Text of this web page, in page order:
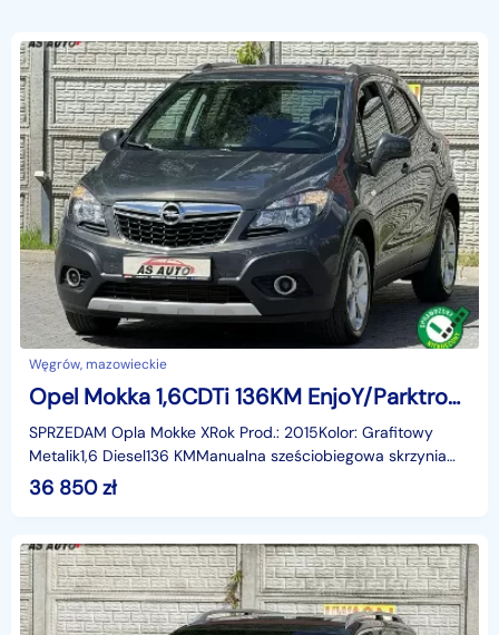
Węgrów, mazowieckie
Opel Mokka 1,6CDTi 136KM EnjoY/Parktronic/SerwisASO/Alufelgi/Navi
SPRZEDAM Opla Mokke XRok Prod.: 2015Kolor: Grafitowy
Metalik1,6 Diesel136 KMManualna sześciobiegowa skrzynia
biegówBogata wersja wyposażenia: NjoYSerwisowany w
36 850zł